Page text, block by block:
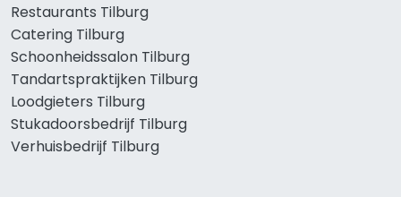
Restaurants Tilburg
Catering Tilburg
Schoonheidssalon Tilburg
Tandartspraktijken Tilburg
Loodgieters Tilburg
Stukadoorsbedrijf Tilburg
Verhuisbedrijf Tilburg